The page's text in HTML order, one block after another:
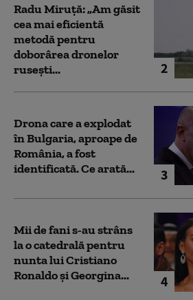
2
Radu Miruță: „Am găsit
cea mai eficientă
metodă pentru
doborârea dronelor
rusești...
3
Drona care a explodat
în Bulgaria, aproape de
România, a fost
identificată. Ce arată...
4
Mii de fani s-au strâns
la o catedrală pentru
nunta lui Cristiano
Ronaldo şi Georgina...